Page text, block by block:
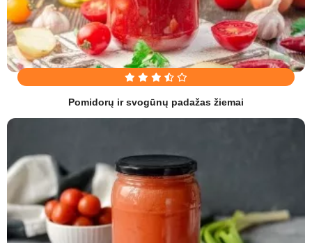
Pomidorų ir svogūnų padažas žiemai